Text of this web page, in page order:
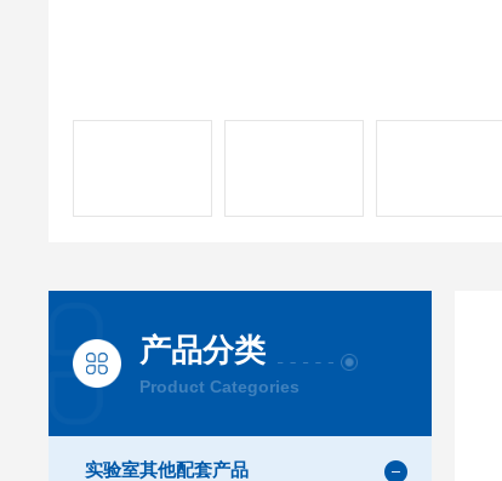
产品分类
Product Categories
实验室其他配套产品